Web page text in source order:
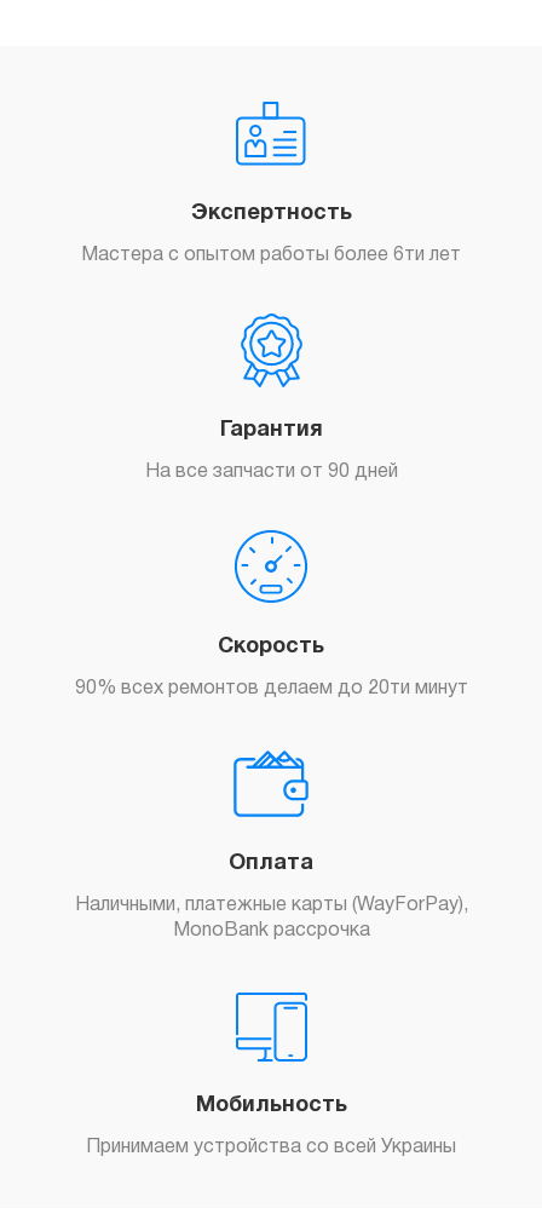
Экспертность
Мастера с опытом работы более 6ти лет
Гарантия
На все запчасти от 90 дней
Скорость
90% всех ремонтов делаем до 20ти минут
Оплата
Наличными, платежные карты (WayForPay),
MonoBank рассрочка
Мобильность
Принимаем устройства со всей Украины